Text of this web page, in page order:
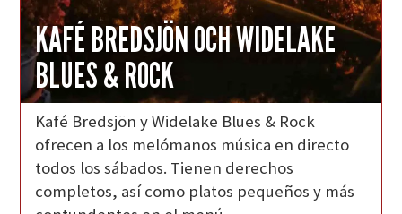
KAFÉ BREDSJÖN OCH WIDELAKE
BLUES & ROCK
Kafé Bredsjön y Widelake Blues & Rock
ofrecen a los melómanos música en directo
todos los sábados. Tienen derechos
completos, así como platos pequeños y más